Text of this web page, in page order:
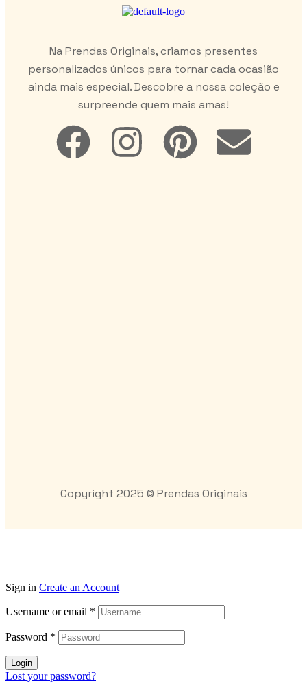
Na Prendas Originais, criamos presentes
personalizados únicos para tornar cada ocasião
ainda mais especial. Descobre a nossa coleção e
surpreende quem mais amas!
Copyright 2025 © Prendas Originais
Sign in Create an Account
Username or email *
Password *
Login
Lost your password?